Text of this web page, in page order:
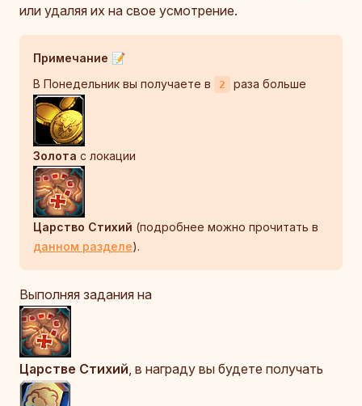
или удаляя их на свое усмотрение.
Примечание 📝
В Понедельник вы получаете в
2 раза больше
Золота с локации
Царство Стихий (подробнее можно прочитать в
данном разделе).
Выполняя задания на
Царстве Стихий , в награду вы будете получать